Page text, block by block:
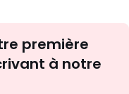
première
à notre